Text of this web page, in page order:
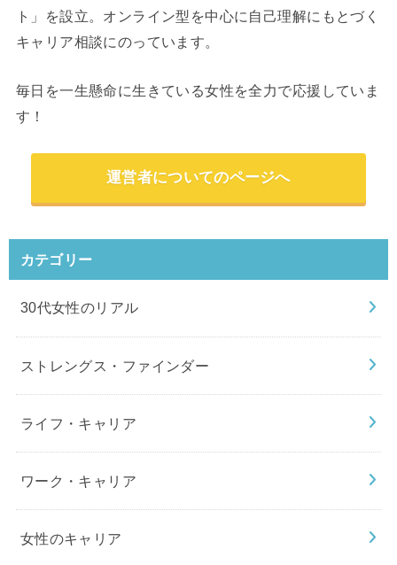
ト」を設立。オンライン型を中心に自己理解にもとづく
キャリア相談にのっています。
毎日を一生懸命に生きている女性を全力で応援していま
す！
運営者についてのページへ
カテゴリー
30代女性のリアル
ストレングス・ファインダー
ライフ・キャリア
ワーク・キャリア
女性のキャリア